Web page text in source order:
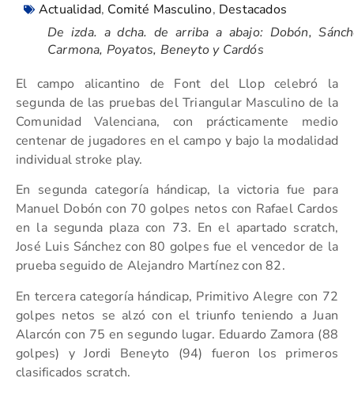
Actualidad, Comité Masculino, Destacados
De izda. a dcha. de arriba a abajo: Dobón,
Carmona, Poyatos, Beneyto y Cardós
El campo alicantino de Font del Llop celebró la
segunda de las pruebas del Triangular Masculino de la
Comunidad Valenciana, con prácticamente medio
centenar de jugadores en el campo y bajo la modalidad
individual stroke play.
En segunda categoría hándicap, la victoria fue para
Manuel Dobón con 70 golpes netos con Rafael Cardos
en la segunda plaza con 73. En el apartado scratch,
José Luis Sánchez con 80 golpes fue el vencedor de la
prueba seguido de Alejandro Martínez con 82.
En tercera categoría hándicap, Primitivo Alegre con 72
golpes netos se alzó con el triunfo teniendo a Juan
Alarcón con 75 en segundo lugar. Eduardo Zamora (88
golpes) y Jordi Beneyto (94) fueron los primeros
clasificados scratch.